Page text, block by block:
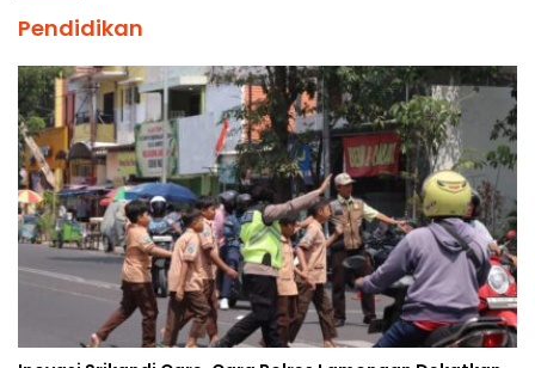
Pendidikan